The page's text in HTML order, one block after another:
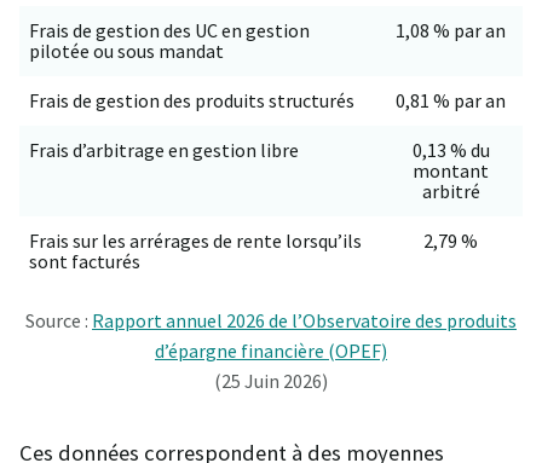
Frais de gestion des UC en gestion
pilotée ou sous mandat
1,08 % par an
Frais de gestion des produits structurés 0,81 % par an
Frais d’arbitrage en gestion libre
0,13 % du
montant
arbitré
Frais sur les arrérages de rente lorsqu’ils
sont facturés
2,79 %
Source : Rapport annuel 2026 de l’Observatoire des produits
d’épargne financière (OPEF)
(25 Juin 2026)
Ces données correspondent à des moyennes